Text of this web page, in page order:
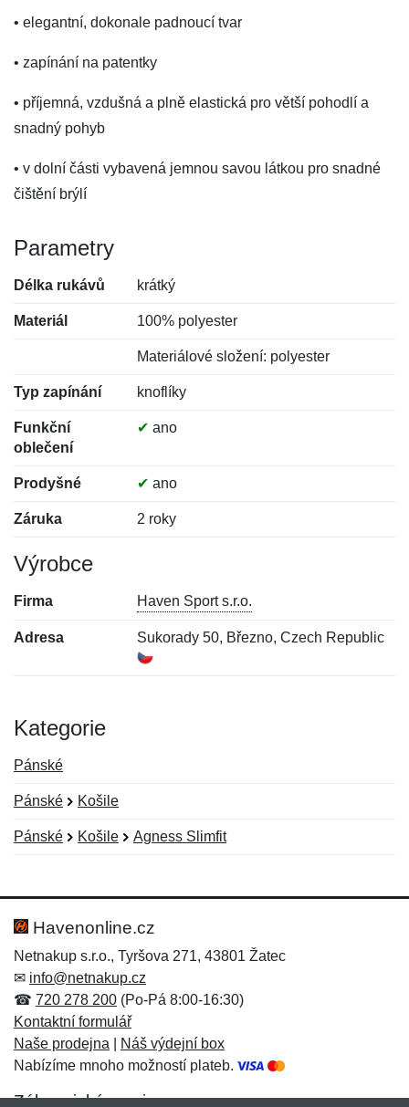
• elegantní, dokonale padnoucí tvar
• zapínání na patentky
• příjemná, vzdušná a plně elastická pro větší pohodlí a
snadný pohyb
• v dolní části vybavená jemnou savou látkou pro snadné
čištění brýlí
Parametry
Délka rukávů krátký
Materiál 100% polyester
Materiálové složení: polyester
Typ zapínání knoflíky
Funkční
oblečení
✔ ano
Prodyšné ✔ ano
Záruka 2 roky
Výrobce
Firma Haven Sport s.r.o.
Adresa Sukorady 50, Březno, Czech Republic
Kategorie
Pánské
Pánské Košile
Pánské Košile Agness Slimfit
Hodnocení:
Jméno: *
Jméno:
E-mail:*
Havenonline.cz
Netnakup s.r.o., Tyršova 271, 43801 Žatec
✉ info@netnakup.cz
☎ 720 278 200 (Po-Pá 8:00-16:30)
Kontaktní formulář
Naše prodejna
Náš výdejní box
Nabízíme mnoho možností plateb.
Zákaznický servis